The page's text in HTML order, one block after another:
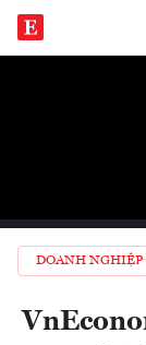
DOANH NGHIỆP